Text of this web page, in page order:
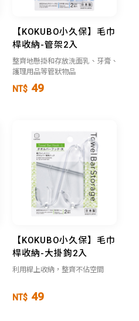
【KOKUBO小久保】毛巾
桿收納-管架2入
整齊地懸掛和存放洗面乳、牙膏、
護理用品等管狀物品
NT$ 49
【KOKUBO小久保】毛巾
桿收納-大掛鉤2入
利用桿上收納，整齊不佔空間
NT$ 49